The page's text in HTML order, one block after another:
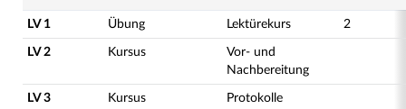
LV 1 Übung Lektürekurs 2
LV 2 Kursus
Vor- und
Nachbereitung
LV 3 Kursus Protokolle